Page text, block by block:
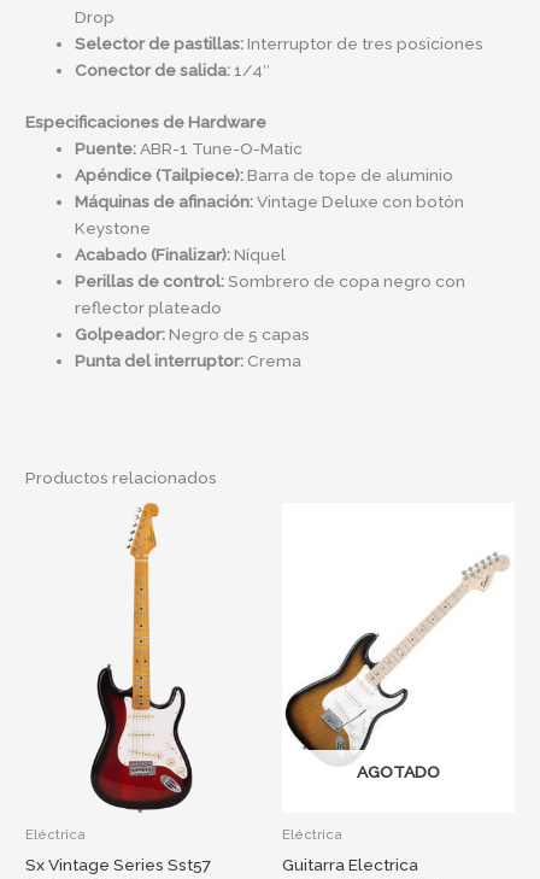
Drop
Selector de pastillas:Interruptor de tres posiciones
Conector de salida:1/4″
Especificaciones de Hardware
Puente: ABR-1 Tune-O-Matic
Apéndice (Tailpiece):Barra de tope de aluminio
Máquinas de afinación:Vintage Deluxe con botón
Keystone
Acabado (Finalizar):Níquel
Perillas de control:Sombrero de copa negro con
reflector plateado
Golpeador:Negro de 5 capas
Punta del interruptor: Crema
Productos relacionados
Eléctrica
Sx Vintage Series Sst57
AGOTADO
Eléctrica
Guitarra Electrica